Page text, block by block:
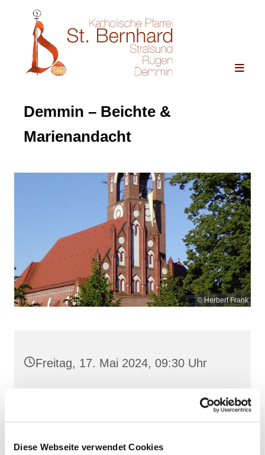
Diese Webseite verwendet Cookies
Demmin – Beichte &
Marienandacht
© Herbert Frank
Freitag, 17. Mai 2024, 09:30 Uhr
Maria Rosenkranzkönigin, Demmin,
Reiferstraße 2A, 17109 Demmin